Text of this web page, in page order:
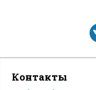
Контакты